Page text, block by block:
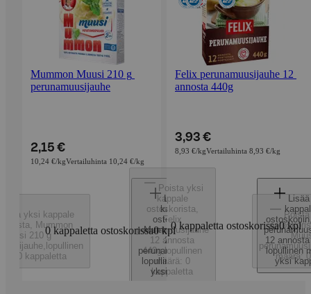
Mummon Muusi 210 g
perunamuusijauhe
2,15 €
10,24 €/kgVertailuhinta 10,24 €/kg
yksi kappale
Mummon
Muusi 210 g
lopullinen
0 kappaletta
0 kappaletta ostoskorissa0 kpl
Lisää yksi
kappale
ostoskoriin
Mummon Muusi
210 g
perunamuusijauhe
lopullinen määrä:
yksi kappale
Felix perunamuusijauhe 12
annosta 440g
3,93 €
8,93 €/kgVertailuhinta 8,93 €/kg
Poista yksi
kappale
ostoskorista,
Felix
perunamuusijauhe
12 annosta
440g,lopullinen
määrä: 0
kappaletta
0 kappaletta ostoskorissa0 kpl
ostoskoriin
12
lopullinen
yksi
määrä: